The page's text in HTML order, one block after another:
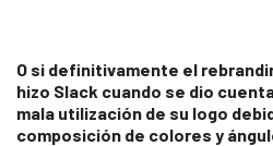
O si definitivamente el
hizo Slack cuando se dio
mala utilización de su logo
composición de colores y